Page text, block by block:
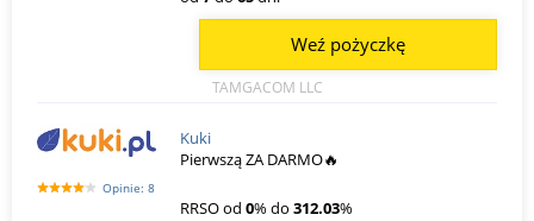
TAMGACOM LLC
Weź pożyczkę
Opinie: 8
Kuki
Pierwszą ZA DARMO🔥
RRSO od 0% do 312.03%